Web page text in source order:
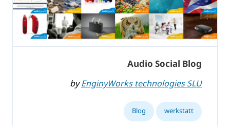
Audio Social Blog
byEnginyWorks technologies SLU
werkstatt
Blog